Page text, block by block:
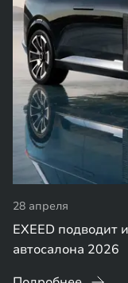
28 апреля
EXEED подводит
автосалона 2026